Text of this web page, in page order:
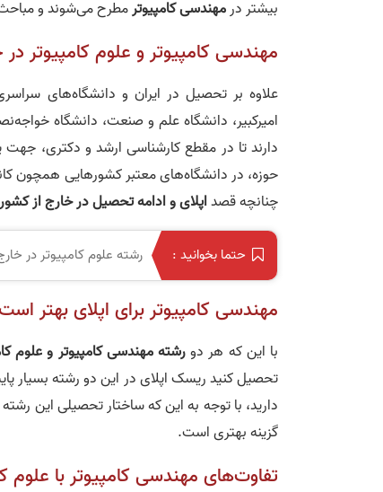
بیشتر درمهندسی کامپیوترمطرح می‌شوند و
مهندسی کامپیوتر و علوم کامپیوتر
علاوه بر تحصیل در ایران و دانشگاه‌های
امیرکبیر، دانشگاه علم و صنعت، دانشگاه
دارند تا در مقطع کارشناسی ارشد و دکتری،
حوزه، در دانشگاه‌های معتبر کشورهایی همچون
چنانچه قصداپلای و ادامه تحصیل در خارج از کشور
حتما بخوانید : رشته علوم کامپیوتر در
مهندسی کامپیوتر برای اپلای بهتر
با این که هر دورشته‌ مهندسی کامپیوتر و علوم
تحصیل کنید ریسک اپلای در این دو رشته بسیار
دارید، با توجه‌ به این که ساختار تحصیلی این
گزینه بهتری است.
تفاوت‌های مهندسی کامپیوتر با علوم